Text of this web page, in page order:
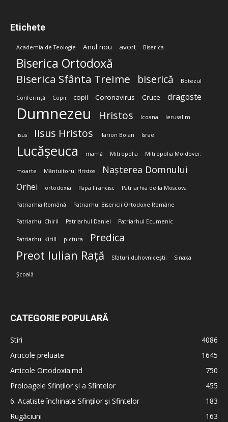
Etichete
Academia de Teologie Anul nou avort Biserica
Biserica Ortodoxă
Biserica Sfânta Treime biserică Botezul
Conferință Copii copil Coronavirus Cruce dragoste
Dumnezeu Hristos Icoana Ierusalim
Iisus Iisus Hristos Ilarion Boian Israel
Lucășeuca mamă Mitropolia Mitropolia Moldovei;
moarte Mântuitorul Hristos Nașterea Domnului
Orhei ortodoxia Papa Francisc Patriarhia de la Moscova
Patriarhia Română Patriarhul Bisericii Ortodoxe Române
Patriarhul Chiril Patriarhul Daniel Patriarhul Ecumenic
Patriarhul Kirill pictura Predica
Preot Iulian Rață Sfaturi duhovnicești; Sinaxa
Școală
CATEGORIE POPULARĂ
Stiri
4086
Articole preluate
1645
Articole Ortodoxia.md
750
Proloagele Sfinților și a Sfintelor
455
6. Acatiste închinate Sfinților și Sfintelor
183
Rugăciuni
163